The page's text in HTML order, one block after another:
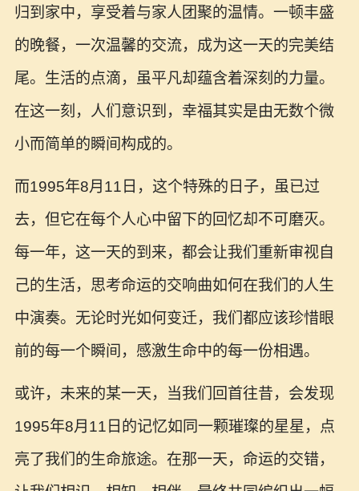
归到家中，享受着与家人团聚的温情。一顿丰盛
的晚餐，一次温馨的交流，成为这一天的完美结
尾。生活的点滴，虽平凡却蕴含着深刻的力量。
在这一刻，人们意识到，幸福其实是由无数个微
小而简单的瞬间构成的。
而1995年8月11日，这个特殊的日子，虽已过
去，但它在每个人心中留下的回忆却不可磨灭。
每一年，这一天的到来，都会让我们重新审视自
己的生活，思考命运的交响曲如何在我们的人生
中演奏。无论时光如何变迁，我们都应该珍惜眼
前的每一个瞬间，感激生命中的每一份相遇。
或许，未来的某一天，当我们回首往昔，会发现
1995年8月11日的记忆如同一颗璀璨的星星，点
亮了我们的生命旅途。在那一天，命运的交错，